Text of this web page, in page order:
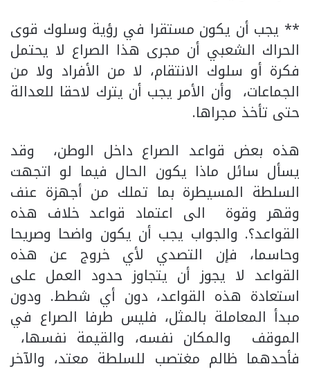
** يجب أن يكون مستقرا في رؤية وسلوك قوى
الحراك الشعبي أن مجرى هذا الصراع لا يحتمل
فكرة أو سلوك الانتقام، لا من الأفراد ولا من
الجماعات، وأن الأمر يجب أن يترك لاحقا للعدالة
حتى تأخذ مجراها.
هذه بعض قواعد الصراع داخل الوطن، وقد
يسأل سائل ماذا يكون الحال فيما لو اتجهت
السلطة المسيطرة بما تملك من أجهزة عنف
وقهر وقوة الى اعتماد قواعد خلاف هذه
القواعد؟. والجواب يجب أن يكون واضحا وصريحا
وحاسما، فإن التصدي لأي خروج عن هذه
القواعد لا يجوز أن يتجاوز حدود العمل على
استعادة هذه القواعد، دون أي شطط. ودون
مبدأ المعاملة بالمثل، فليس طرفا الصراع في
الموقف والمكان نفسه، والقيمة نفسها،
فأحدهما ظالم مغتصب للسلطة معتد، والآخر